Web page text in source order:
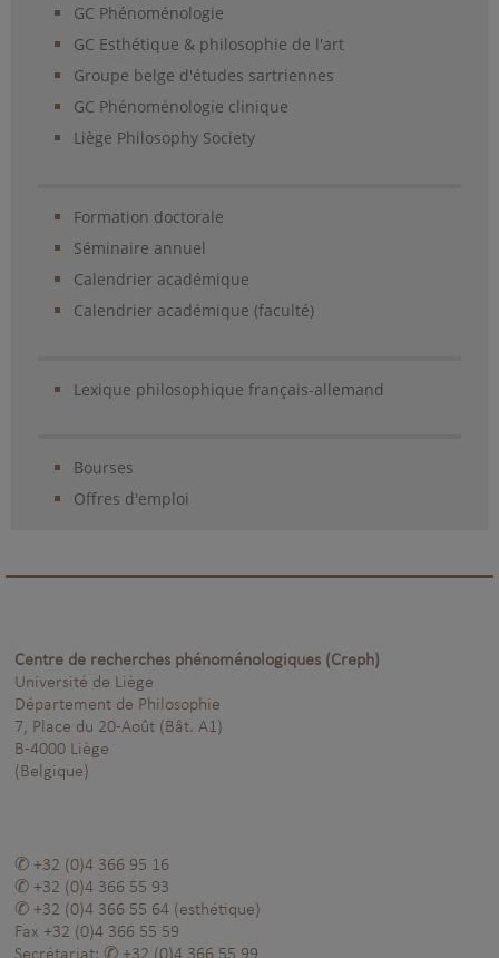
GC Phénoménologie
GC Esthétique & philosophie de l'art
Groupe belge d'études sartriennes
GC Phénoménologie clinique
Liège Philosophy Society
Formation doctorale
Séminaire annuel
Calendrier académique
Calendrier académique (faculté)
Lexique philosophique français-allemand
Bourses
Offres d'emploi
Centre de recherches phénoménologiques (Creph)
Université de Liège
Département de Philosophie
7, Place du 20-Août (Bât. A1)
B-4000 Liège
(Belgique)
+32 (0)4 366 95 16
+32 (0)4 366 55 93
+32 (0)4 366 55 64 (esthétique)
Fax +32 (0)4 366 55 59